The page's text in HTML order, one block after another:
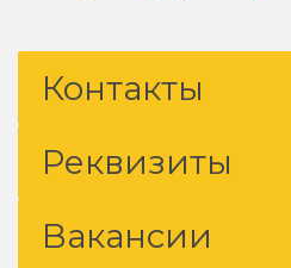
Контакты
Реквизиты
Вакансии